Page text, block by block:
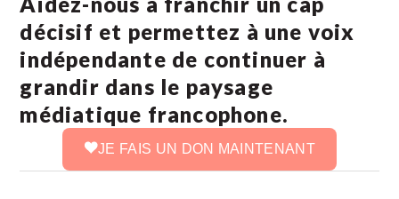
décisif et permettez à une voix
indépendante de continuer à
grandir dans le paysage
médiatique francophone.
JE FAIS UN DON MAINTENANT